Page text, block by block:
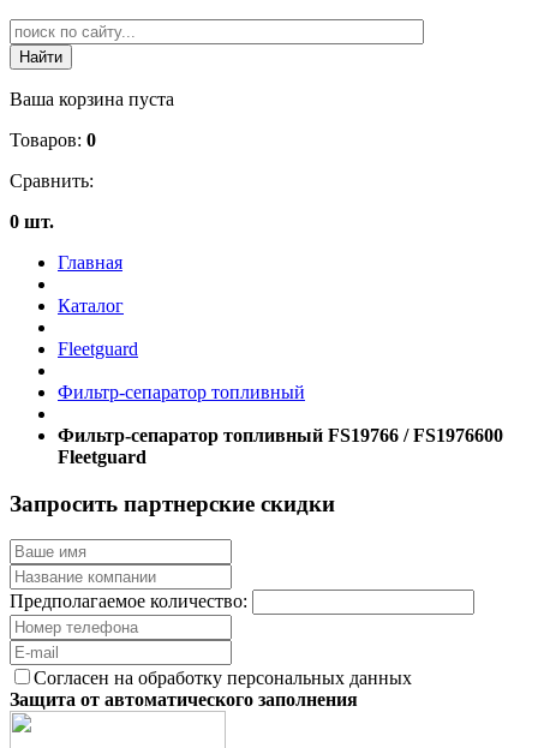
Ваша корзина пуста
Товаров: 0
Сравнить:
0 шт.
Главная
Каталог
Fleetguard
Фильтр-сепаратор топливный
Фильтр-сепаратор топливный FS19766 / FS1976600
Fleetguard
Запросить партнерские скидки
Предполагаемое количество:
Согласен на обработку персональных данных
Защита от автоматического заполнения